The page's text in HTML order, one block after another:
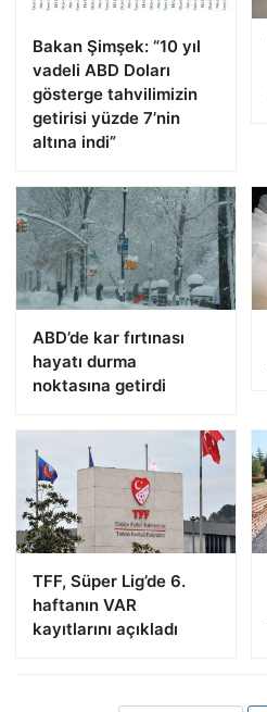
Bakan Şimşek: “10 yıl
vadeli ABD Doları
gösterge tahvilimizin
getirisi yüzde 7’nin
altına indi”
ABD’de kar fırtınası
hayatı durma
noktasına getirdi
TFF, Süper Lig’de 6.
haftanın VAR
kayıtlarını açıkladı